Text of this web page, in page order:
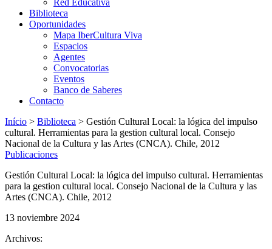
Red Educativa
Biblioteca
Oportunidades
Mapa IberCultura Viva
Espacios
Agentes
Convocatorias
Eventos
Banco de Saberes
Contacto
Início > Biblioteca > Gestión Cultural Local: la lógica del impulso
cultural. Herramientas para la gestion cultural local. Consejo
Nacional de la Cultura y las Artes (CNCA). Chile, 2012
Publicaciones
Gestión Cultural Local: la lógica del impulso cultural. Herramientas
para la gestion cultural local. Consejo Nacional de la Cultura y las
Artes (CNCA). Chile, 2012
13 noviembre 2024
Archivos: